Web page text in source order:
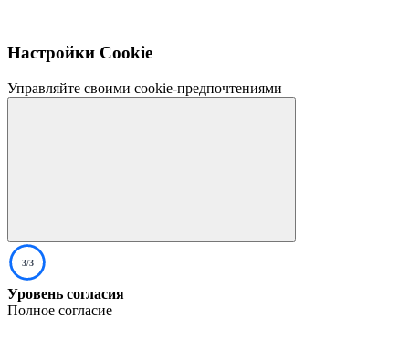
Настройки Cookie
Управляйте своими cookie-предпочтениями
3/3
Уровень согласия
Полное согласие